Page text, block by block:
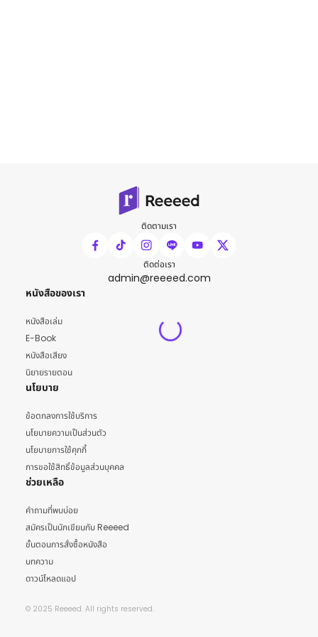
ติดตามเรา
ติดต่อเรา
admin@reeeed.com
หนังสือของเรา
หนังสือเล่ม
E-Book
หนังสือเสียง
นิยายรายตอน
นโยบาย
ข้อตกลงการใช้บริการ
นโยบายความเป็นส่วนตัว
นโยบายการใช้คุกกี้
การขอใช้สิทธิ์ข้อมูลส่วนบุคคล
ช่วยเหลือ
คำถามที่พบบ่อย
สมัครเป็นนักเขียนกับ Reeeed
ขั้นตอนการสั่งซื้อหนังสือ
บทความ
ดาวน์โหลดแอป
© 2025 Reeeed. All rights reserved.